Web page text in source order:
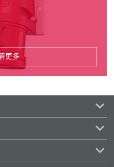
更多